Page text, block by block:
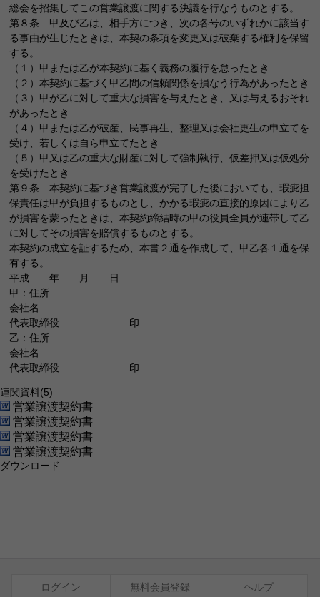
総会を招集してこの営業譲渡に関する決議を行なうものとする。
第８条 甲及び乙は、相手方につき、次の各号のいずれかに該当す
る事由が生じたときは、本契の条項を変更又は破棄する権利を保留
する。
（１）甲または乙が本契約に基く義務の履行を怠ったとき
（２）本契約に基づく甲乙間の信頼関係を損なう行為があったとき
（３）甲が乙に対して重大な損害を与えたとき、又は与えるおそれ
があったとき
（４）甲または乙が破産、民事再生、整理又は会社更生の申立てを
受け、若しくは自ら申立てたとき
（５）甲又は乙の重大な財産に対して強制執行、仮差押又は仮処分
を受けたとき
第９条 本契約に基づき営業譲渡が完了した後においても、瑕疵担
保責任は甲が負担するものとし、かかる瑕疵の直接的原因により乙
が損害を蒙ったときは、本契約締結時の甲の役員全員が連帯して乙
に対してその損害を賠償するものとする。
本契約の成立を証するため、本書２通を作成して、甲乙各１通を保
有する。
平成 年 月 日
甲：住所
会社名
代表取締役 印
乙：住所
会社名
代表取締役 印
連関資料(5)
営業譲渡契約書
営業譲渡契約書
営業譲渡契約書
営業譲渡契約書
ダウンロード
ログイン 無料会員登録 ヘルプ